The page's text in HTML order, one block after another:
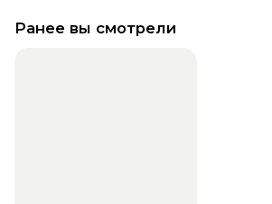
Ранее вы смотрели